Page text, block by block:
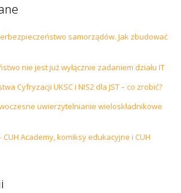
samorządów. Jak zbudować
nie jest już wyłącznie zadaniem działu IT
Cyfryzacji UKSC i NIS2 dla JST – co zrobić?
uwierzytelnianie wieloskładnikowe
CUH Academy, komiksy edukacyjne i CUH